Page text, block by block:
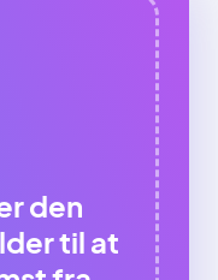
den
til at